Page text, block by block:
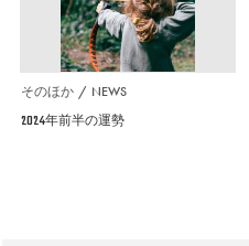
そのほか NEWS
2024年前半の運勢